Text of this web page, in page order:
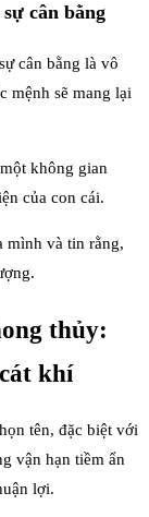
cân bằng
cân bằng là vô
mệnh sẽ mang lại
không gian
của con cái.
mình và tin rằng,
thủy:
khí
tên, đặc biệt với
vận hạn tiềm ẩn
lợi.